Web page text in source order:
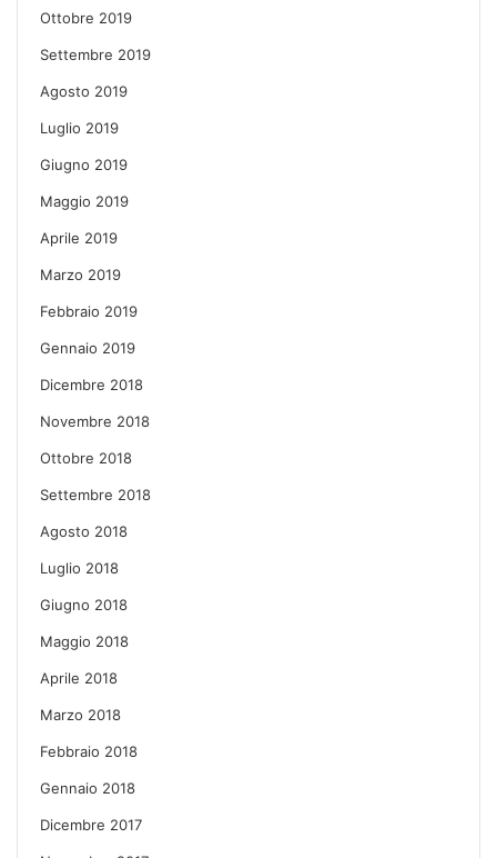
Ottobre 2019
Settembre 2019
Agosto 2019
Luglio 2019
Giugno 2019
Maggio 2019
Aprile 2019
Marzo 2019
Febbraio 2019
Gennaio 2019
Dicembre 2018
Novembre 2018
Ottobre 2018
Settembre 2018
Agosto 2018
Luglio 2018
Giugno 2018
Maggio 2018
Aprile 2018
Marzo 2018
Febbraio 2018
Gennaio 2018
Dicembre 2017